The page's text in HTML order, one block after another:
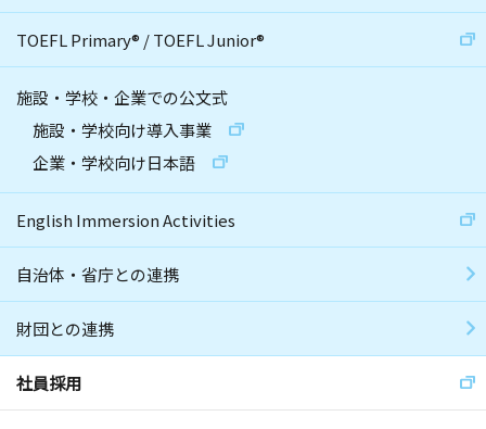
TOEFL Primary® /TOEFL Junior®
施設・学校・企業での公文式
施設・学校向け導入事業
企業・学校向け日本語
English Immersion Activities
自治体・省庁との連携
財団との連携
社員採用